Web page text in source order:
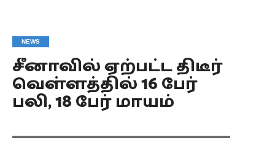
NEWS
சீனாவில் ஏற்பட்ட திடீர்
வெள்ளத்தில் 16 பேர்
பலி, 18 பேர் மாயம்